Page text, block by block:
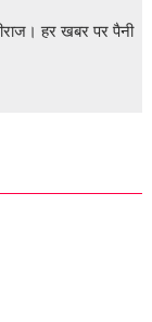
हर खबर पर पैनी